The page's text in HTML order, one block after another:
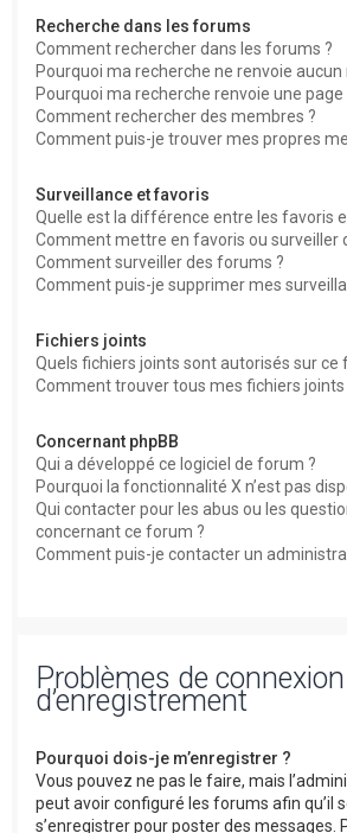
Recherche dans les forums
Comment rechercher dans les forums ?
Pourquoi ma recherche ne renvoie aucun
Pourquoi ma recherche renvoie une page
Comment rechercher des membres ?
Comment puis-je trouver mes propres
Surveillance et favoris
Quelle est la différence entre les favoris
Comment mettre en favoris ou surveiller
Comment surveiller des forums ?
Comment puis-je supprimer mes
Fichiers joints
Quels fichiers joints sont autorisés sur ce
Comment trouver tous mes fichiers joints
Concernant phpBB
Qui a développé ce logiciel de forum ?
Pourquoi la fonctionnalité X n’est pas
Qui contacter pour les abus ou les
concernant ce forum ?
Comment puis-je contacter un
Problèmes de
d’enregistrement
Pourquoi dois-je m’enregistrer ?
Vous pouvez ne pas le faire, mais
peut avoir configuré les forums afin qu’il
s’enregistrer pour poster des messages.